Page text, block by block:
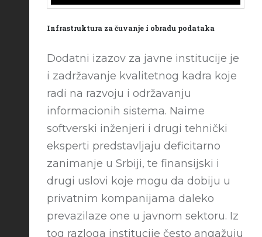
Infrastruktura za čuvanje i obradu podataka
Dodatni izazov za javne institucije je
i zadržavanje kvalitetnog kadra koje
radi na razvoju i održavanju
informacionih sistema. Naime
softverski inženjeri i drugi tehnički
eksperti predstavljaju deficitarno
zanimanje u Srbiji, te finansijski i
drugi uslovi koje mogu da dobiju u
privatnim kompanijama daleko
prevazilaze one u javnom sektoru. Iz
tog razloga institucije često angažuju